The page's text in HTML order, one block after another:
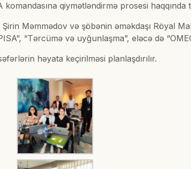
qiymətləndirmə prosesi haqqında
Məmmədov və şöbənin əməkdaşı Röyal
“Tərcümə və uyğunlaşma”, eləcə də
həyata keçirilməsi planlaşdırılır.